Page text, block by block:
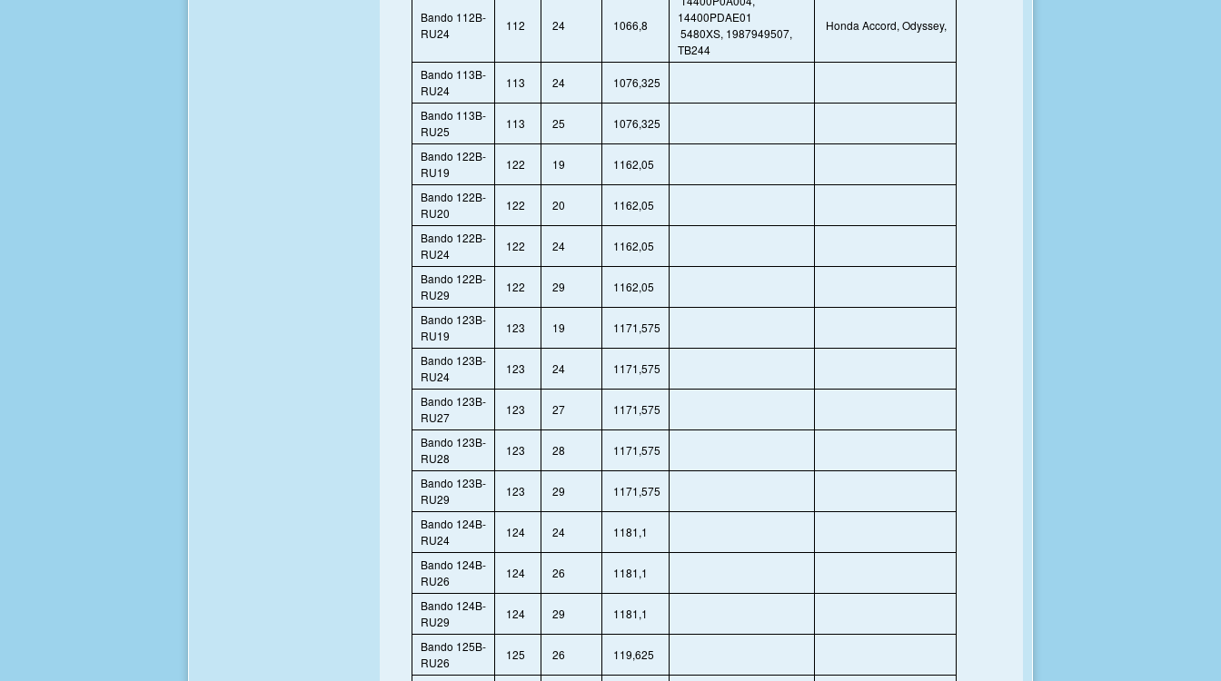
Bando 112B-
RU24
112 24 1066,8
14400PDAE01
5480XS, 1987949507,
TB244
Honda Accord, Odyssey,
Bando 113B-
RU24
113 24 1076,325
Bando 113B-
RU25
113 25 1076,325
Bando 122B-
RU19
122 19 1162,05
Bando 122B-
RU20
122 20 1162,05
Bando 122B-
RU24
122 24 1162,05
Bando 122B-
RU29
122 29 1162,05
Bando 123B-
RU19
123 19 1171,575
Bando 123B-
RU24
123 24 1171,575
Bando 123B-
RU27
123 27 1171,575
Bando 123B-
RU28
123 28 1171,575
Bando 123B-
RU29
123 29 1171,575
Bando 124B-
RU24
124 24 1181,1
Bando 124B-
RU26
124 26 1181,1
Bando 124B-
RU29
124 29 1181,1
Bando 125B-
RU26
125 26 119,625